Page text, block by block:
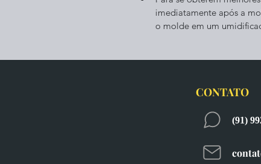
imediatamente após a
o molde em um
CONTATO
(91)